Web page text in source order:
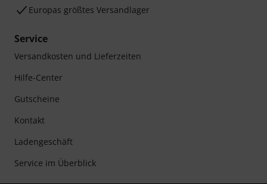
Europas größtes Versandlager
Service
Versandkosten und Lieferzeiten
Hilfe-Center
Gutscheine
Kontakt
Ladengeschäft
Service im Überblick